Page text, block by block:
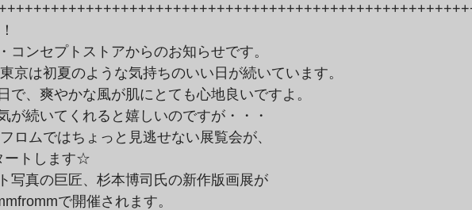
コンセプトストアからのお知らせです。
で、爽やかな風が肌にとても心地良いですよ。
が続いてくれると嬉しいのですが・・・
ートします☆
写真の巨匠、杉本博司氏の新作版画展が
で開催されます。